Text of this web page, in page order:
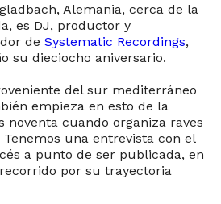
Alemania, cerca de la
es DJ, productor y
de Systematic Recordings,
su dieciocho aniversario.
del sur mediterráneo
empieza en esto de la
noventa cuando organiza raves
una entrevista con el
a punto de ser publicada, en
por su trayectoria